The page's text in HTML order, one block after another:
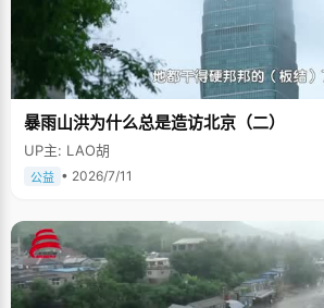
暴雨山洪为什么总是造访北京（二）
UP主: LAO胡
公益 • 2026/7/11